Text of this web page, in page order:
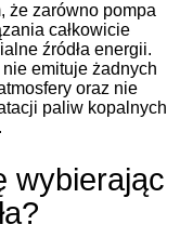
że zarówno pompa
całkowicie
źródła energii.
emituje żadnych
oraz nie
paliw kopalnych
wybierając